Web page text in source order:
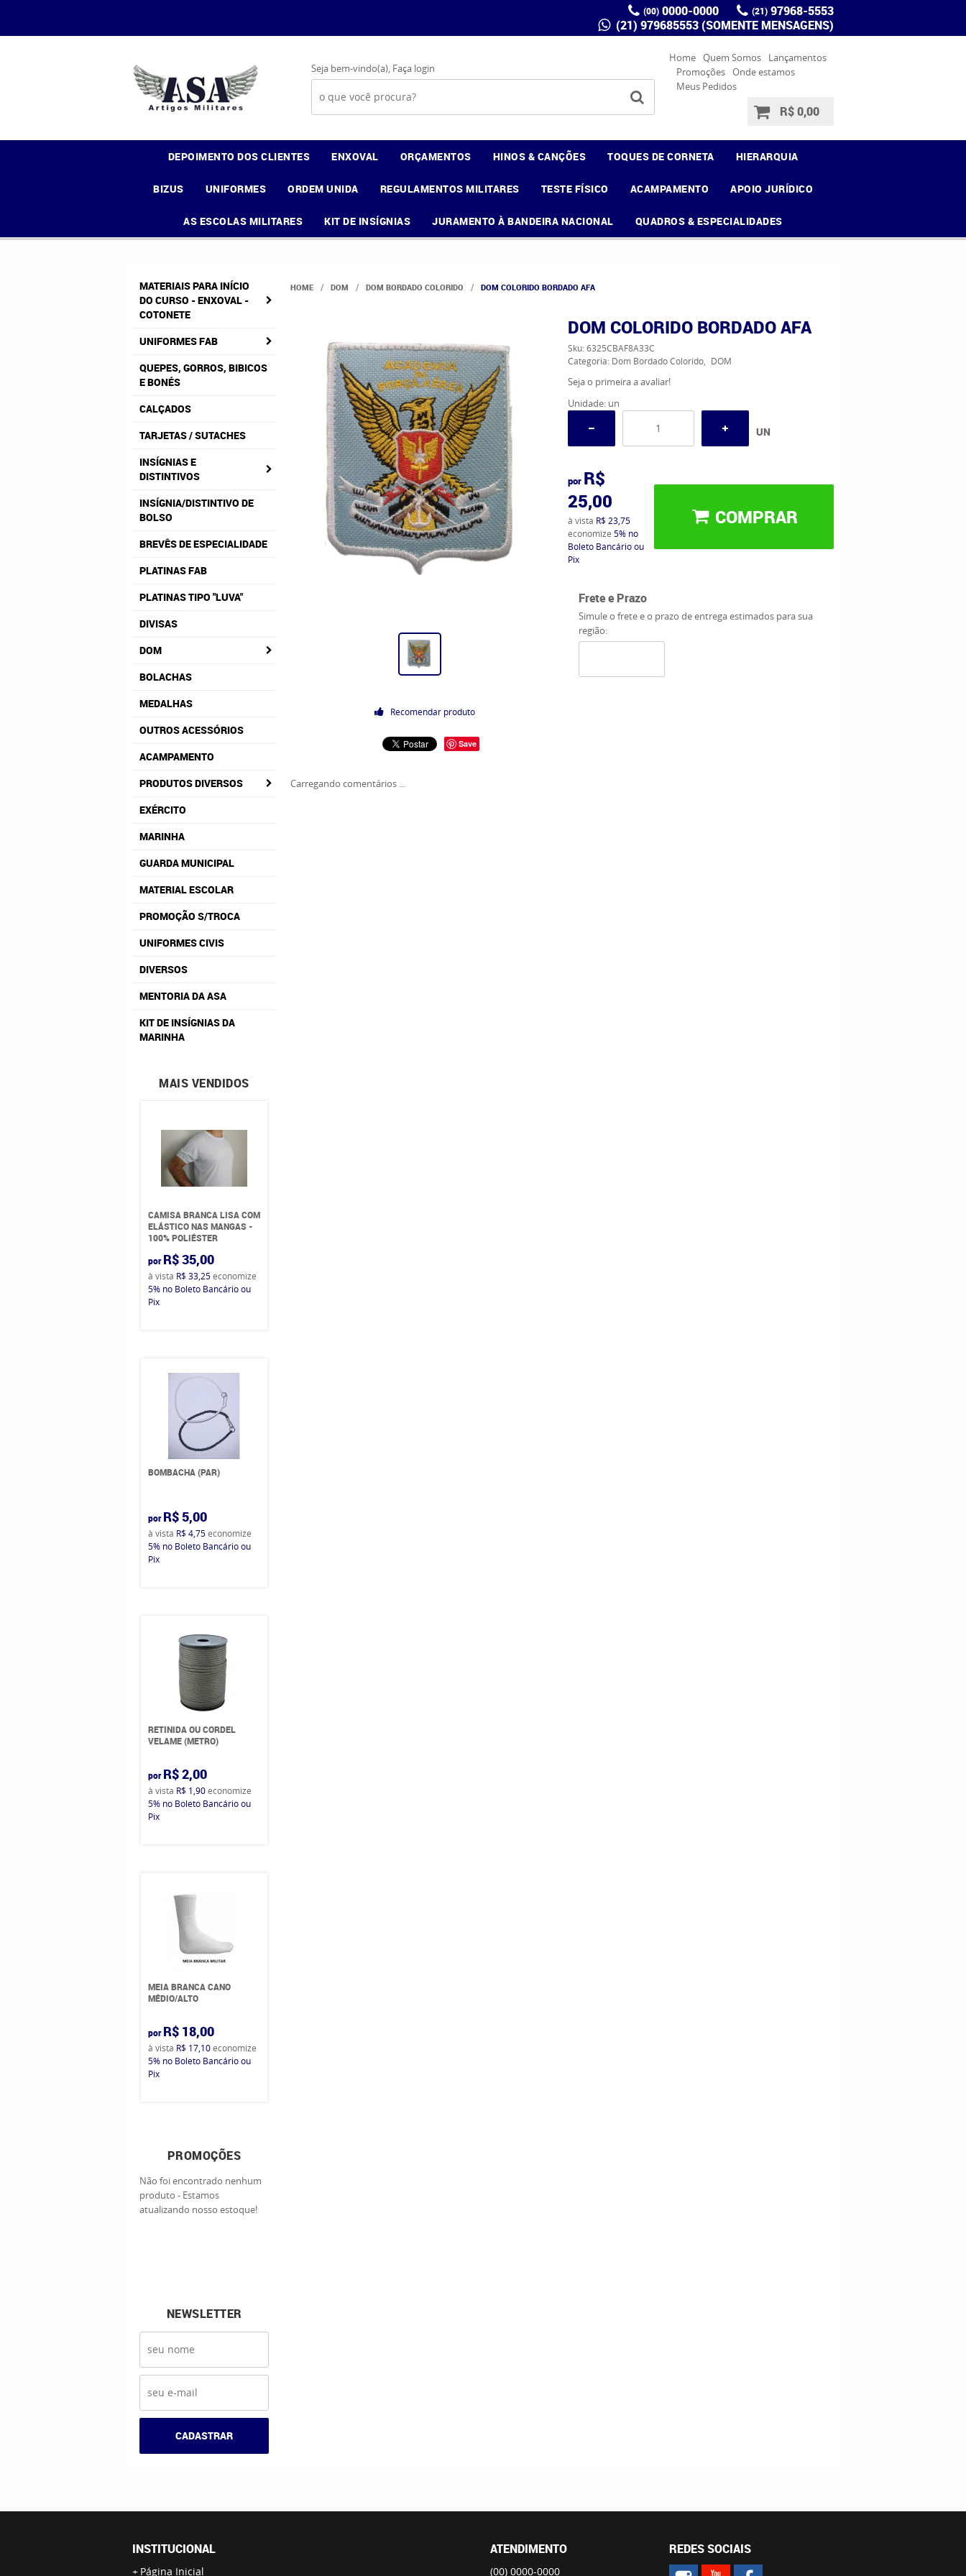
(00) 0000-0000 (21) 97968-5553
(21) 979685553 (SOMENTE MENSAGENS)
Seja bem-vindo(a), Faça login
Home Quem Somos
Lançamentos
Promoções Onde estamos
Meus Pedidos
R$ 0,00
DEPOIMENTO DOS CLIENTES ENXOVAL ORÇAMENTOS HINOS & CANÇÕES TOQUES DE CORNETA HIERARQUIA
BIZUS UNIFORMES ORDEM UNIDA REGULAMENTOS MILITARES TESTE FÍSICO ACAMPAMENTO APOIO JURÍDICO
AS ESCOLAS MILITARES KIT DE INSÍGNIAS JURAMENTO À BANDEIRA NACIONAL QUADROS & ESPECIALIDADES
MATERIAIS PARA INÍCIO
DO CURSO - ENXOVAL -
COTONETE
UNIFORMES FAB
QUEPES, GORROS, BIBICOS
E BONÉS
CALÇADOS
TARJETAS / SUTACHES
INSÍGNIAS E
DISTINTIVOS
INSÍGNIA/DISTINTIVO DE
BOLSO
BREVÊS DE ESPECIALIDADE
PLATINAS FAB
PLATINAS TIPO "LUVA"
DIVISAS
DOM
BOLACHAS
MEDALHAS
OUTROS ACESSÓRIOS
ACAMPAMENTO
PRODUTOS DIVERSOS
EXÉRCITO
MARINHA
GUARDA MUNICIPAL
MATERIAL ESCOLAR
PROMOÇÃO S/TROCA
UNIFORMES CIVIS
DIVERSOS
MENTORIA DA ASA
KIT DE INSÍGNIAS DA
MARINHA
MAIS VENDIDOS
CAMISA BRANCA LISA COM
ELÁSTICO NAS MANGAS -
100% POLIÉSTER
por R$ 35,00
à vista R$ 33,25economize
5% no Boleto Bancário ou
Pix
BOMBACHA (PAR)
por R$ 5,00
à vista R$ 4,75economize
5% no Boleto Bancário ou
Pix
RETINIDA OU CORDEL
VELAME (METRO)
por R$ 2,00
à vista R$ 1,90economize
5% no Boleto Bancário ou
Pix
MEIA BRANCA CANO
MÉDIO/ALTO
por R$ 18,00
à vista R$ 17,10economize
5% no Boleto Bancário ou
Pix
PROMOÇÕES
Não foi encontrado nenhum
produto - Estamos
atualizando nosso estoque!
NEWSLETTER
CADASTRAR
HOME DOM DOM BORDADO COLORIDO DOM COLORIDO BORDADO AFA
Recomendar produto
Save
DOM COLORIDO BORDADO AFA
Sku:6325CBAF8A33C
Categoria: Dom Bordado Colorido DOM
Seja o primeira a avaliar!
Unidade: un
UN
por R$
25,00
à vista R$ 23,75
economize 5% no
Boleto Bancário ou
Pix
COMPRAR
Frete e Prazo
Simule o frete e o prazo de entrega estimados para sua
região:
Carregando comentários ...
INSTITUCIONAL
Página Inicial
ATENDIMENTO
(00) 0000-0000
REDES SOCIAIS